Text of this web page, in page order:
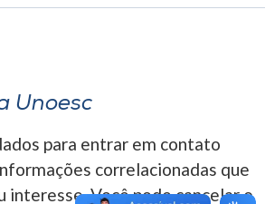
Unoesc
para entrar em contato
correlacionadas que
interesse. Você pode cancelar o